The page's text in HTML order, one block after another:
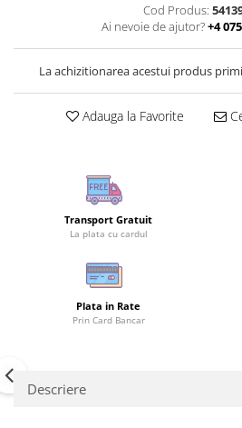
Cod Produs:
Ai nevoie de ajutor?+4
La achizitionarea acestui produs
Adauga la Favorite
Transport Gratuit
La plata cu cardul
Plata in Rate
Prin Card Bancar
Descriere